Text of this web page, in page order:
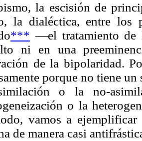
la escisión de
la dialéctica, entre los
*** —el tratamiento
ni en una
de la bipolaridad.
porque no tiene
o la no-
o la
vamos a
de manera casi